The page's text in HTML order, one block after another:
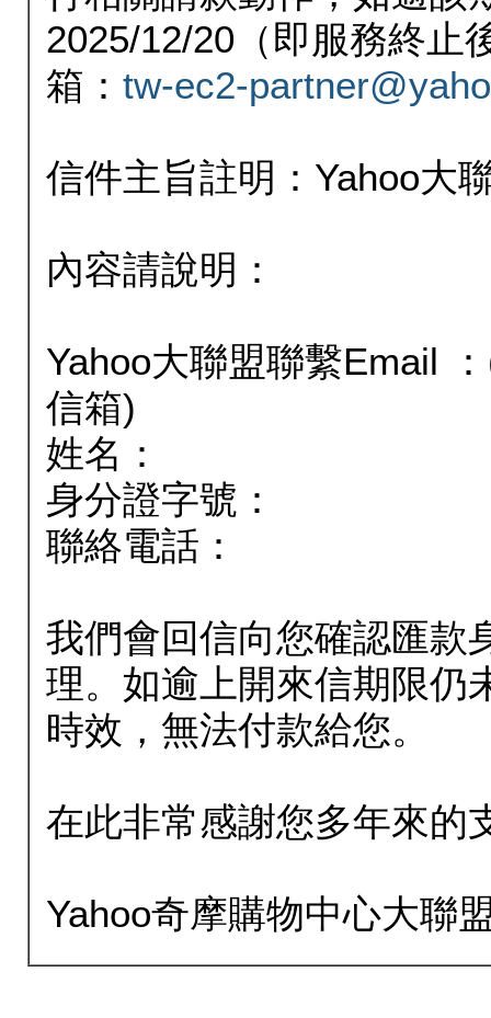
2025/12/20（即服務終止
箱： tw-ec2-
信件主旨註明：Yahoo大
內容請說明：
Yahoo大聯盟聯繫Email
信箱)
姓名：
身分證字號：
聯絡電話：
我們會回信向您確認匯款
理。如逾上開來信期限仍
時效，無法付款給您。
在此非常感謝您多年來的
Yahoo奇摩購物中心大